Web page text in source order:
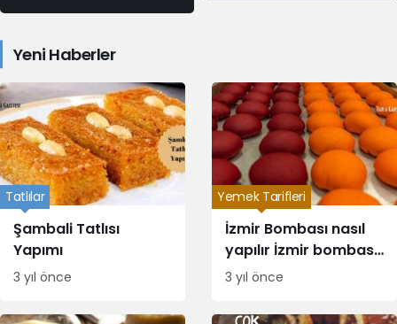
Yeni Haberler
Şambali Tatlısı
Yapımı
Tatlılar
3 yıl önce
İzmir Bombası nasıl
yapılır İzmir bombası
tarifi
Yemek Tarifleri
3 yıl önce